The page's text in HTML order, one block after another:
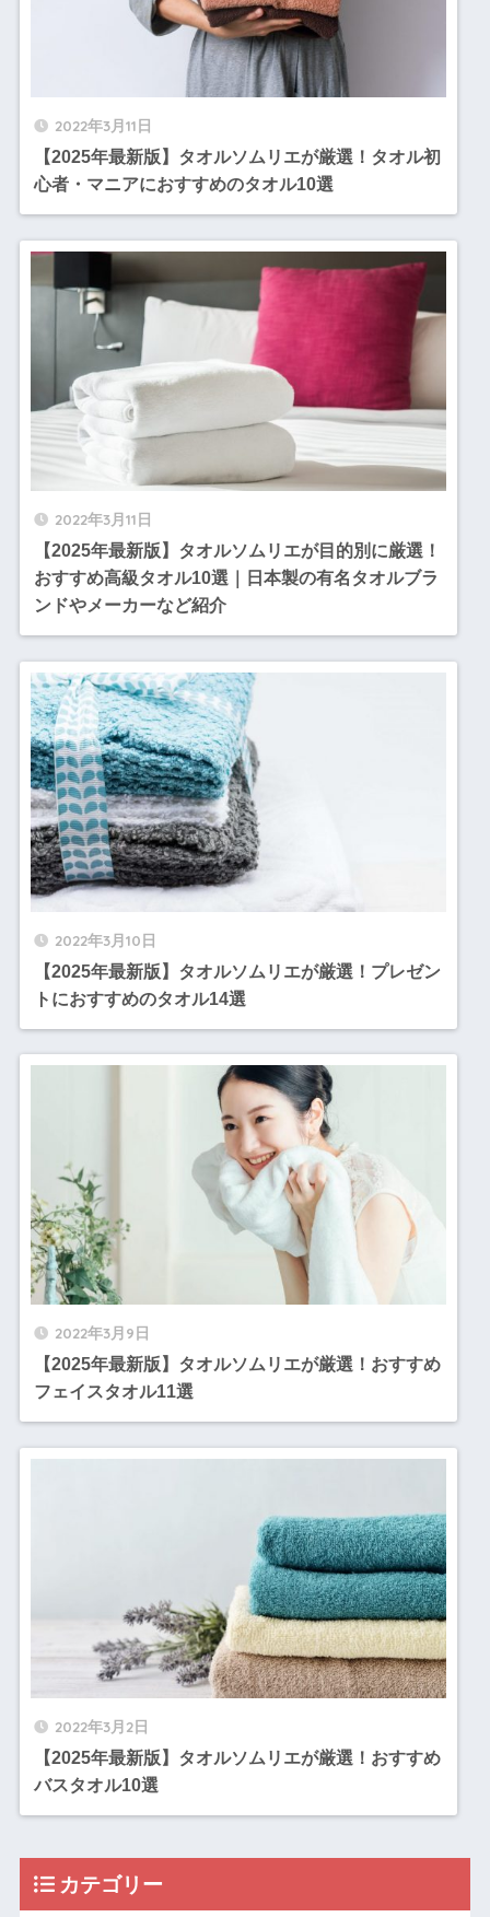
2022年3月11日
【2025年最新版】タオルソムリエが厳選！タオル初
心者・マニアにおすすめのタオル10選
2022年3月11日
【2025年最新版】タオルソムリエが目的別に厳選！
おすすめ高級タオル10選｜日本製の有名タオルブラ
ンドやメーカーなど紹介
2022年3月10日
【2025年最新版】タオルソムリエが厳選！プレゼン
トにおすすめのタオル14選
2022年3月9日
【2025年最新版】タオルソムリエが厳選！おすすめ
フェイスタオル11選
2022年3月2日
【2025年最新版】タオルソムリエが厳選！おすすめ
バスタオル10選
カテゴリー